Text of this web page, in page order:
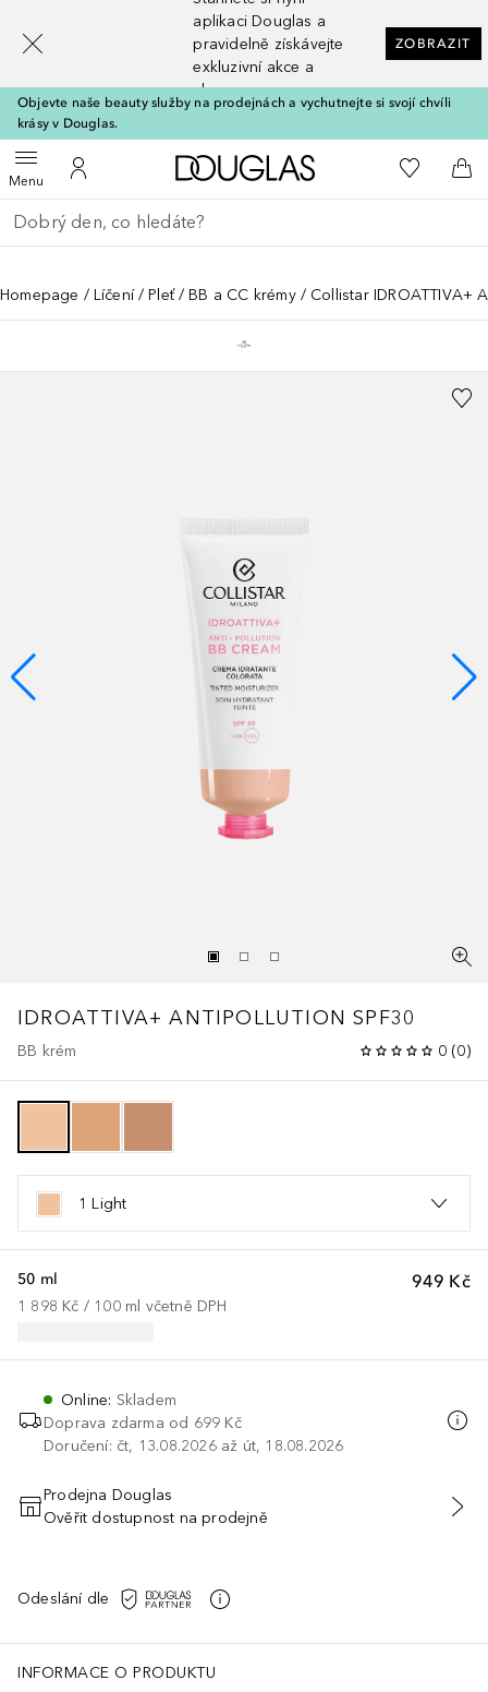
aplikaci Douglas a
pravidelně získávejte
exkluzivní akce a
slevy
ZOBRAZIT
Objevte naše beauty služby na prodejnách a vychutnejte si svojí chvíli
krásy v Douglas.
MenuOtevřít menuK mému účtu
Domů K mému
Do
Vraťte se
Proveďte vyhledávání
Homepage Líčení Pleť BB a CC krémy Collistar IDROATTIVA+
IDROATTIVA+ ANTIPOLLUTION SPF30
BB krém 0 (0)
1 Light
949 Kč
50 ml
1 898 Kč / 100 ml včetně DPH
Online: Skladem
Doprava zdarma od 699 Kč
Doručení: čt, 13.08.2026 až út, 18.08.2026
PŘIDAT DO KOŠÍKU
Prodejna Douglas
Ověřit dostupnost na prodejně
Odeslání dle
INFORMACE O PRODUKTU
[navigation.slideout.screenreader]